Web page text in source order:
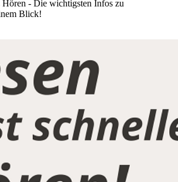
Hören - Die wichtigsten Infos zu
Blick!